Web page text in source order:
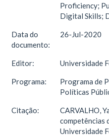
Proficiency;
Digital Skills;
Data do
documento:
26-Jul-2020
Editor: Universidade
Programa:
Programa de
Políticas
Citação:
CARVALHO,
competências
Universidade